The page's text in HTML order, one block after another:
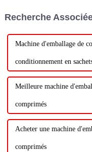
Recherche
Machine d'emballage de
conditionnement en
Meilleure machine
comprimés
Acheter une machine
comprimés